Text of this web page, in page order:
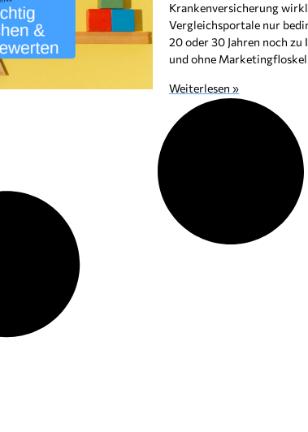
Krankenversicherung
Vergleichsportale nur
20 oder 30 Jahren noch
und ohne
Weiterlesen »